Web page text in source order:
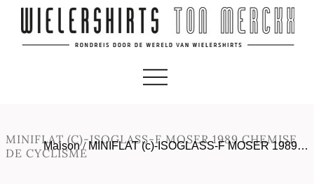
MINIFLAT (C)-ISOGLASS-F MOSER 1989 CHEMISE
DE CYCLISME
Maison/ MINIFLAT (c)-ISOGLASS-F MOSER 1989…